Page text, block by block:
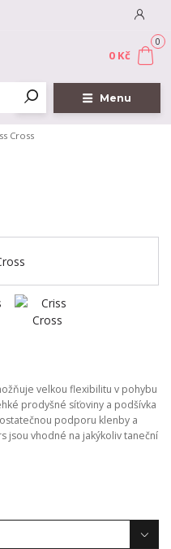
Menu
0
0 Kč
Cross
velkou flexibilitu v pohybu
prodyšné síťoviny a podšívka
podporu klenby a
jsou vhodné na jakýkoliv taneční